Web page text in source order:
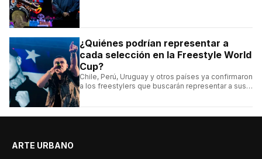
¿Quiénes podrían representar a
cada selección en la Freestyle World
Cup?
Chile, Perú, Uruguay y otros países ya confirmaron
a los freestylers que buscarán representar a sus
ARTE URBANO